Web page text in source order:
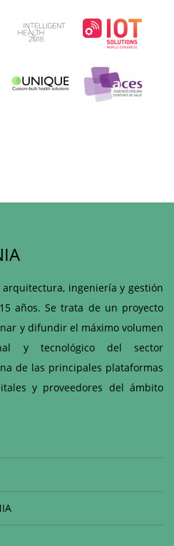
ingeniería y gestión
años. Se trata de un proyecto
y difundir el máximo volumen
y tecnológico del sector
de las principales plataformas
y proveedores del ámbito